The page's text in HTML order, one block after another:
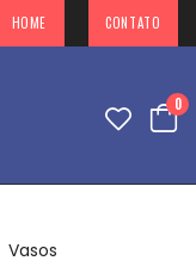
HOME CONTATO
0
Vasos